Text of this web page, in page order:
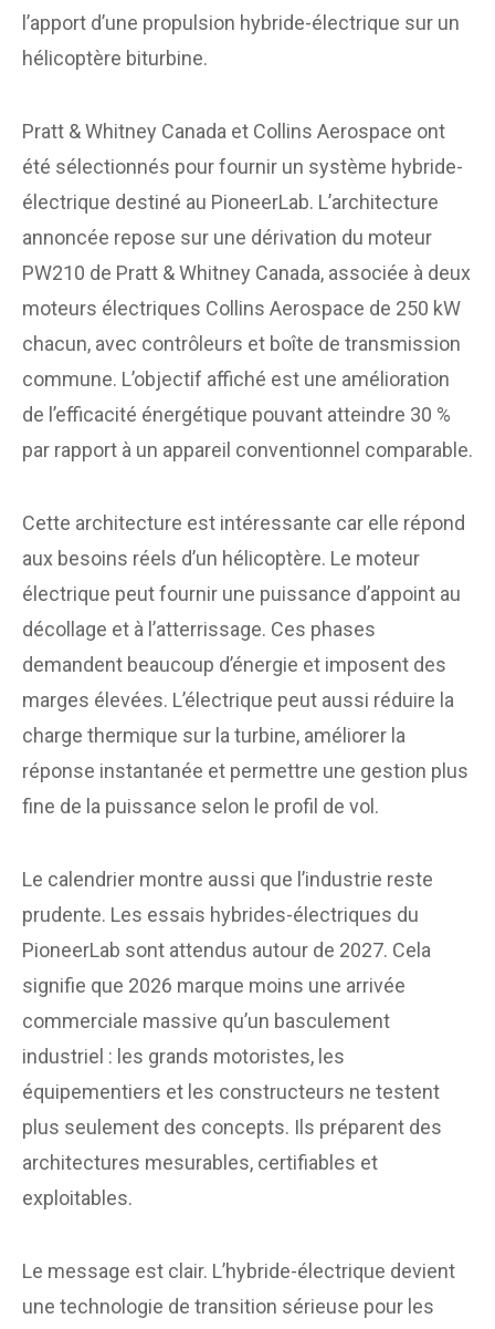
l’apport d’une propulsion hybride-électrique sur un
hélicoptère biturbine.
Pratt & Whitney Canada et Collins Aerospace ont
été sélectionnés pour fournir un système hybride-
électrique destiné au PioneerLab. L’architecture
annoncée repose sur une dérivation du moteur
PW210 de Pratt & Whitney Canada, associée à deux
moteurs électriques Collins Aerospace de 250 kW
chacun, avec contrôleurs et boîte de transmission
commune. L’objectif affiché est une amélioration
de l’efficacité énergétique pouvant atteindre 30 %
par rapport à un appareil conventionnel comparable.
Cette architecture est intéressante car elle répond
aux besoins réels d’un hélicoptère. Le moteur
électrique peut fournir une puissance d’appoint au
décollage et à l’atterrissage. Ces phases
demandent beaucoup d’énergie et imposent des
marges élevées. L’électrique peut aussi réduire la
charge thermique sur la turbine, améliorer la
réponse instantanée et permettre une gestion plus
fine de la puissance selon le profil de vol.
Le calendrier montre aussi que l’industrie reste
prudente. Les essais hybrides-électriques du
PioneerLab sont attendus autour de 2027. Cela
signifie que 2026 marque moins une arrivée
commerciale massive qu’un basculement
industriel : les grands motoristes, les
équipementiers et les constructeurs ne testent
plus seulement des concepts. Ils préparent des
architectures mesurables, certifiables et
exploitables.
Le message est clair. L’hybride-électrique devient
une technologie de transition sérieuse pour les